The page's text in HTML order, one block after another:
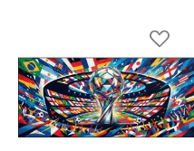
Aggiungi
alla
lista